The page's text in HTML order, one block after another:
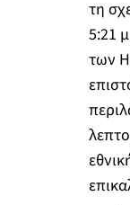
τη
5:21
των